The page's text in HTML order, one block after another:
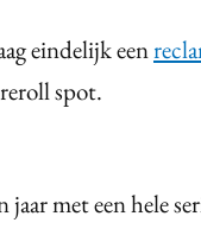
eindelijk een
spot.
met een hele